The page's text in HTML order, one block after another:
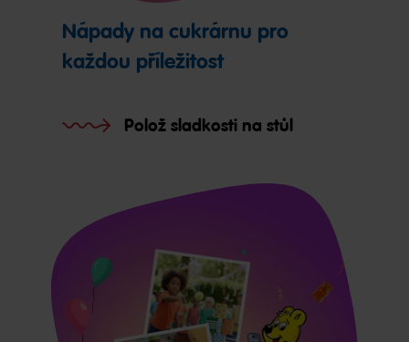
Nápady na cukrárnu pro
každou příležitost
Polož sladkosti na stůl